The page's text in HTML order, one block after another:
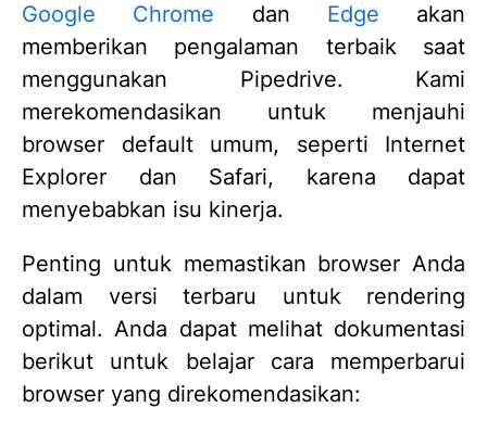
Google Chrome dan Edge akan
memberikan pengalaman terbaik saat
menggunakan Pipedrive. Kami
merekomendasikan untuk menjauhi
browser default umum, seperti Internet
Explorer dan Safari, karena dapat
menyebabkan isu kinerja.
Penting untuk memastikan browser Anda
dalam versi terbaru untuk rendering
optimal. Anda dapat melihat dokumentasi
berikut untuk belajar cara memperbarui
browser yang direkomendasikan: